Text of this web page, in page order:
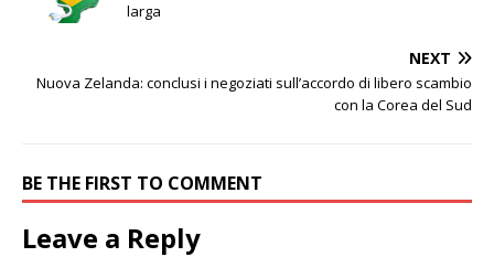
larga
NEXT
Nuova Zelanda: conclusi i negoziati sull’accordo di libero scambio
con la Corea del Sud
BE THE FIRST TO COMMENT
Leave a Reply